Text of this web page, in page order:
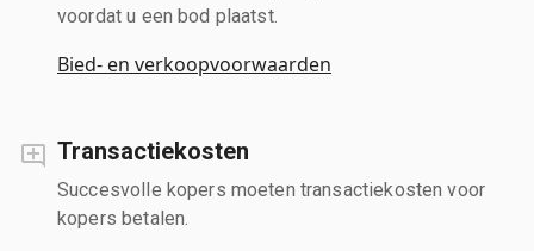
voordat u een bod plaatst.
Bied- en verkoopvoorwaarden
Transactiekosten
Succesvolle kopers moeten transactiekosten voor
kopers betalen.